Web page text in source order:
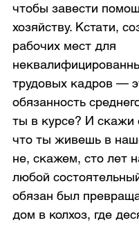
чтобы завести
хозяйству. Кстати,
рабочих мест для
трудовых кадров —
обязанность
ты в курсе? И скажи
что ты живешь в
не, скажем, сто лет
любой
обязан был
дом в колхоз, где